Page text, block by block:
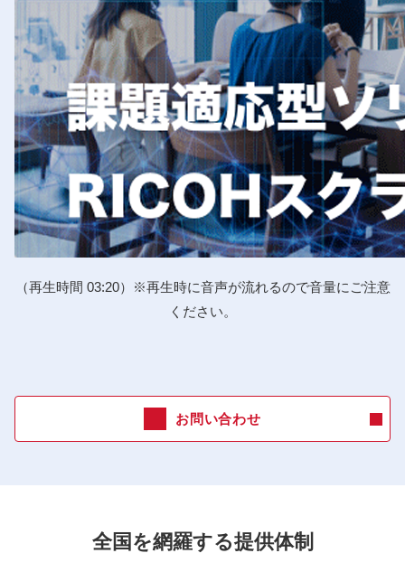
（再生時間 03:20）※再生時に音声が流れるので音量にご注意
ください。
お問い合わせ
全国を網羅する提供体制